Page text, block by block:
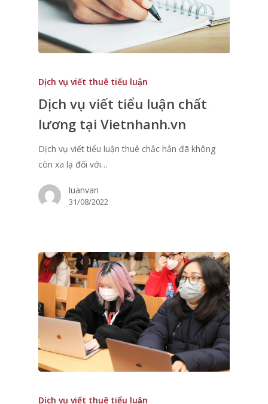
Dịch vụ viết thuê tiểu luận
Dịch vụ viết tiểu luận chất
lương tại Vietnhanh.vn
Dịch vụ viết tiểu luận thuê chắc hẳn đã không
còn xa lạ đối với…
luanvan
31/08/2022
Dịch vụ viết thuê tiểu luận